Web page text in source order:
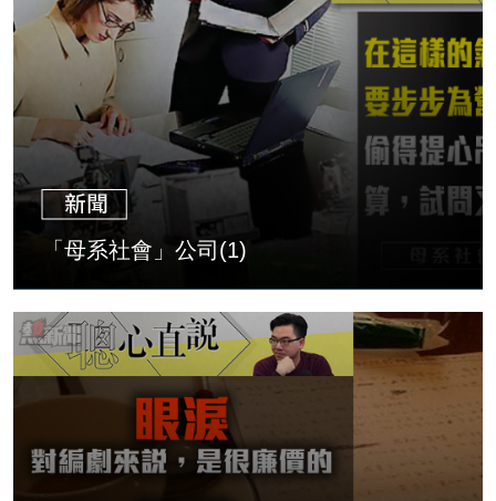
「母系社會」公司(1)